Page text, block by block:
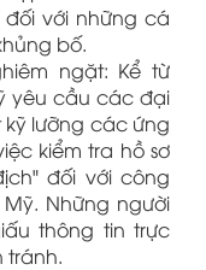
với những cá
bố.
ngặt: Kể từ
yêu cầu các đại
kỹ lưỡng các ứng
kiểm tra hồ sơ
đối với công
Những người
thông tin trực
tránh.